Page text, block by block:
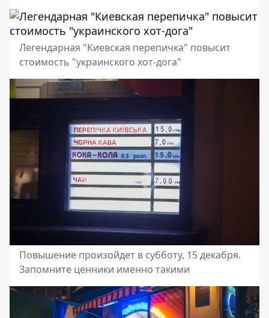
Легендарная "Киевская перепичка" повысит
стоимость "украинского хот-дога"
Повышение произойдет в субботу, 15 декабря.
Запомните ценники именно такими